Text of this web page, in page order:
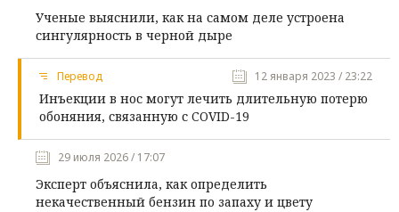
Ученые выяснили, как на самом деле устроена
сингулярность в черной дыре
Перевод 12 января 2023 / 23:22
Инъекции в нос могут лечить длительную потерю
обоняния, связанную с COVID-19
29 июля 2026 / 17:07
Эксперт объяснила, как определить
некачественный бензин по запаху и цвету